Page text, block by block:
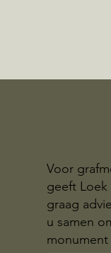
Voor
geeft Loek
graag
u samen